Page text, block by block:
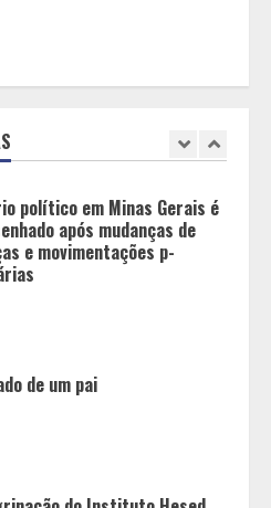
quais características
político em Minas Gerais é
após mudanças de
e movimentações p-
de um pai